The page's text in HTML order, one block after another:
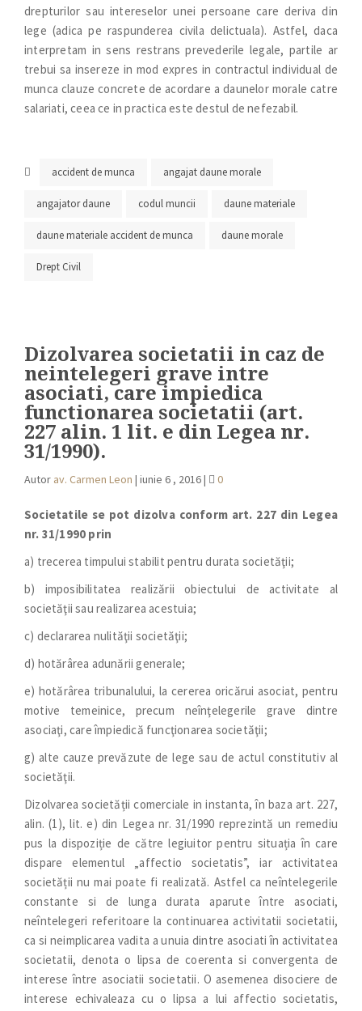
drepturilor sau intereselor unei persoane care deriva din
lege (adica pe raspunderea civila delictuala). Astfel, daca
interpretam in sens restrans prevederile legale, partile ar
trebui sa insereze in mod expres in contractul individual de
munca clauze concrete de acordare a daunelor morale catre
salariati, ceea ce in practica este destul de nefezabil.
accident de munca angajat daune morale
angajator daune codul muncii daune materiale
daune materiale accident de munca daune morale
Drept Civil
Dizolvarea societatii in caz de
neintelegeri grave intre
asociati, care impiedica
functionarea societatii (art.
227 alin. 1 lit. e din Legea nr.
31/1990).
Autor av. Carmen Leon | iunie 6 , 2016| 0
Societatile se pot dizolva conform art. 227 din Legea
nr. 31/1990 prin
a) trecerea timpului stabilit pentru durata societăţii;
b) imposibilitatea realizării obiectului de activitate al
societăţii sau realizarea acestuia;
c) declararea nulităţii societăţii;
d) hotărârea adunării generale;
e) hotărârea tribunalului, la cererea oricărui asociat, pentru
motive temeinice, precum neînţelegerile grave dintre
asociaţi, care împiedică funcţionarea societăţii;
g) alte cauze prevăzute de lege sau de actul constitutiv al
societăţii.
Dizolvarea societății comerciale in instanta, în baza art. 227,
alin. (1), lit. e) din Legea nr. 31/1990 reprezintă un remediu
pus la dispoziție de către legiuitor pentru situația în care
dispare elementul „affectio societatis”, iar activitatea
societății nu mai poate fi realizată. Astfel ca neîntelegerile
constante si de lunga durata aparute între asociati,
neîntelegeri referitoare la continuarea activitatii societatii,
ca si neimplicarea vadita a unuia dintre asociati în activitatea
societatii, denota o lipsa de coerenta si convergenta de
interese între asociatii societatii. O asemenea disociere de
interese echivaleaza cu o lipsa a lui affectio societatis,